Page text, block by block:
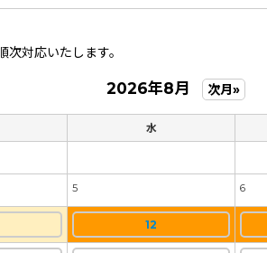
対応いたします。
2026年8月 次月»
水
5 6
12